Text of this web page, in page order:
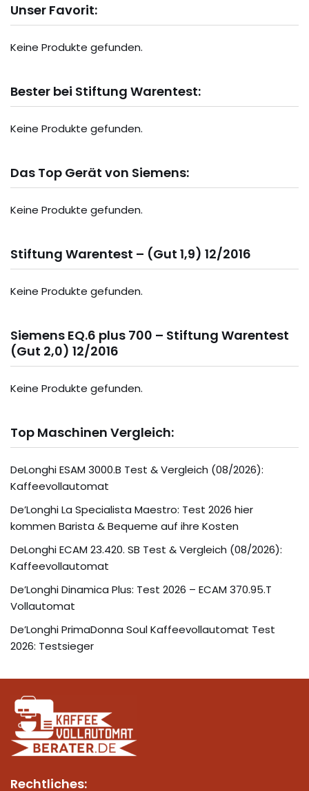
Unser Favorit:
Keine Produkte gefunden.
Bester bei Stiftung Warentest:
Keine Produkte gefunden.
Das Top Gerät von Siemens:
Keine Produkte gefunden.
Stiftung Warentest – (Gut 1,9) 12/2016
Keine Produkte gefunden.
Siemens EQ.6 plus 700 – Stiftung Warentest
(Gut 2,0) 12/2016
Keine Produkte gefunden.
Top Maschinen Vergleich:
DeLonghi ESAM 3000.B Test & Vergleich (08/2026):
Kaffeevollautomat
De’Longhi La Specialista Maestro: Test 2026 hier
kommen Barista & Bequeme auf ihre Kosten
DeLonghi ECAM 23.420. SB Test & Vergleich (08/2026):
Kaffeevollautomat
De’Longhi Dinamica Plus: Test 2026 – ECAM 370.95.T
Vollautomat
De’Longhi PrimaDonna Soul Kaffeevollautomat Test
2026: Testsieger
Rechtliches: